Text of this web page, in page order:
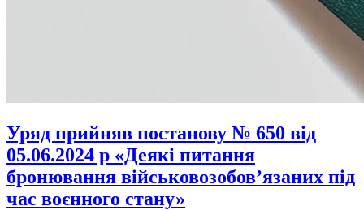
Уряд прийняв постанову № 650 від
05.06.2024 р «Деякі питання
бронювання військовозобов’язаних під
час воєнного стану»